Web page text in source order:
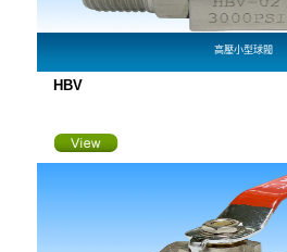
高壓小型球閥
HBV